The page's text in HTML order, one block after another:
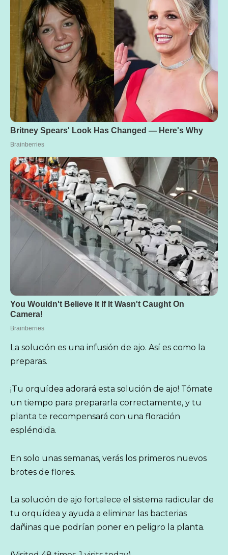
La solución es una infusión de ajo. Así es como la
preparas.
¡Tu orquídea adorará esta solución de ajo! Tómate
un tiempo para prepararla correctamente, y tu
planta te recompensará con una floración
espléndida.
En solo unas semanas, verás los primeros nuevos
brotes de flores.
La solución de ajo fortalece el sistema radicular de
tu orquídea y ayuda a eliminar las bacterias
dañinas que podrían poner en peligro la planta.